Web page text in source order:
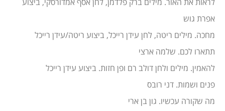
אפרת גוש
מחכה. מילים ריטה, לחן עידן רייכל, ביצוע ריטה/עידן רייכל
תתארו לכם. שלמה ארצי
להאמין. מילים ולחן דולב רם ופן חזות. ביצוע עידן רייכל
פנים ושמות. דני רובס
מה שקורה עכשיו. גון בן ארי